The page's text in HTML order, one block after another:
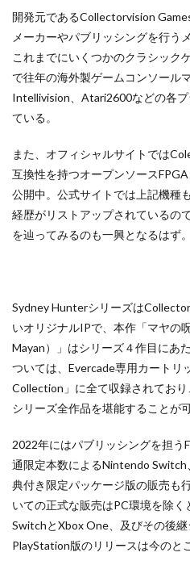
開発元であるCollectorvision
メーカーやパブリッシングを行う
これまでにいくつかのクラシック
で往年の海外製ゲームコンソール
Intellivision、Atari2600などの各
ている。
また、オフィシャルサイトでは
互換性を持つオープンソース
公開中。公式サイトでは上記機種
経歴がリストアップされているの
を辿ってみるのも一興となるはず。
Sydney Hunterシリーズは
いオリジナルIPで、本作「マヤの
Mayan）」はシリーズ４作目にあ
ついては、Evercade専用カートリ
Collection」に全て収録されてお
シリーズ全作品を堪能することが
2022年にはパブリッシングを担う
通限定本数によるNintendo
典付き限定パッケージ版の販売も
いての正式な販売はPC環境を除
SwitchとXbox One、及びその後継
PlayStation版のリリースは今のと